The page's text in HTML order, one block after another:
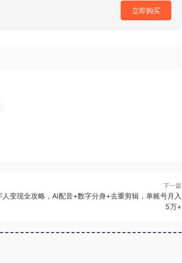
立即购买
下一篇
人变现全攻略，AI配音+数字分身+去重剪辑，单账号月入
5万+